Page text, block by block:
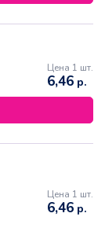
Цена 1 шт.
6,46 р.
Цена 1 шт.
6,46 р.